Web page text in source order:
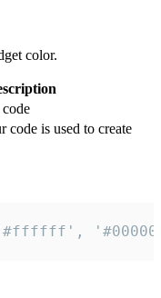
color.
code is used to create